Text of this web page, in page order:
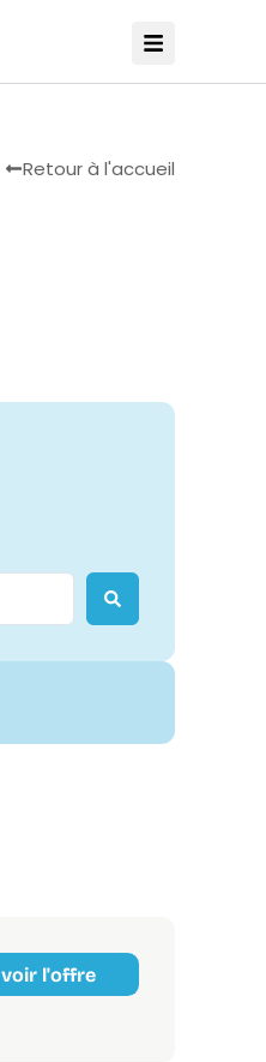
Retour à l'accueil
voir l'offre